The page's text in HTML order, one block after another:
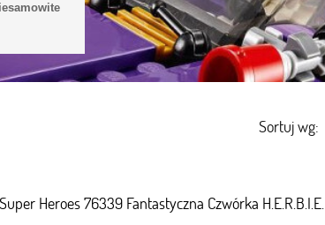
Sortuj wg:
Heroes 76339 Fantastyczna Czwórka H.E.R.B.I.E.